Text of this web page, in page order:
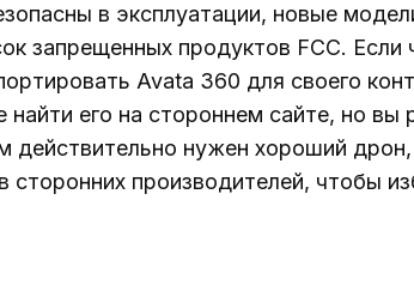
в эксплуатации, новые
запрещенных продуктов FCC. Если
Avata 360 для своего
его на стороннем сайте, но вы
действительно нужен хороший
производителей, чтобы